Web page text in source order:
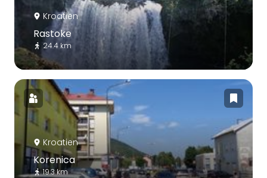
Kroatien
Rastoke
24.4 km
Kroatien
Korenica
19.3 km